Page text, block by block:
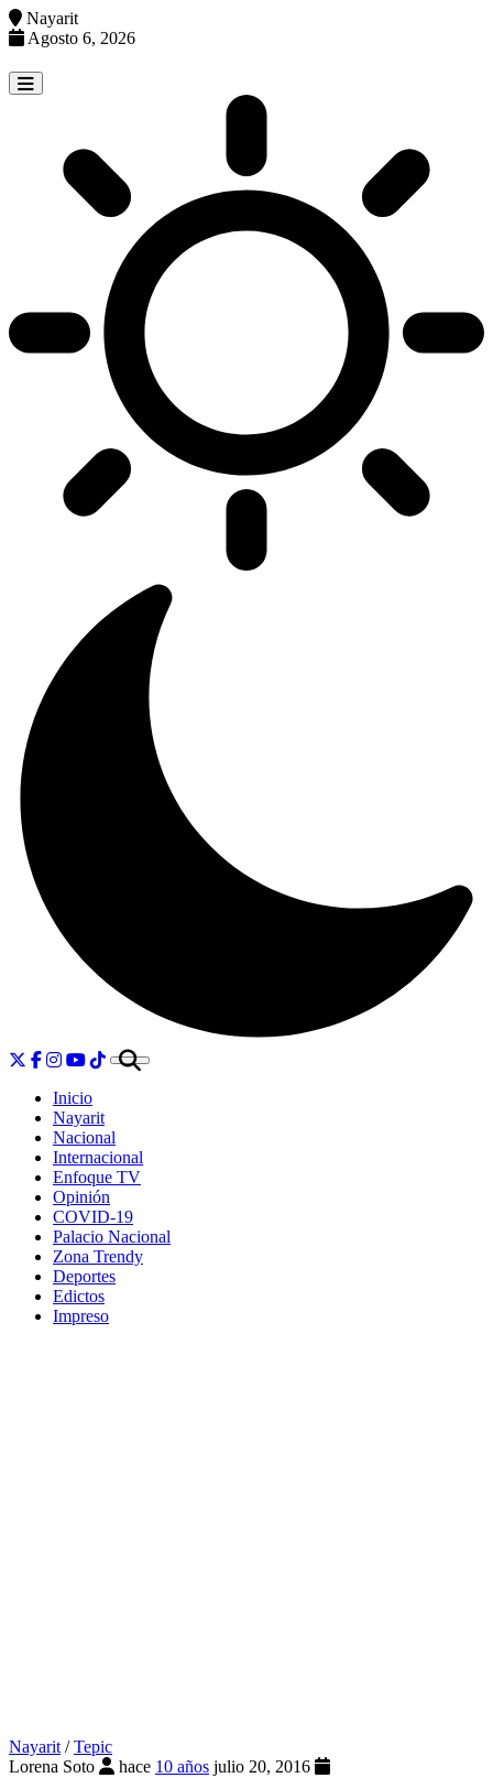
Nayarit
Agosto 6, 2026
to
content
Inicio
Nayarit
Nacional
Internacional
Enfoque TV
Opinión
COVID-19
Palacio Nacional
Zona Trendy
Deportes
Edictos
Impreso
Nayarit/Tepic
Lorena Soto
hace 10 años julio 20, 2016